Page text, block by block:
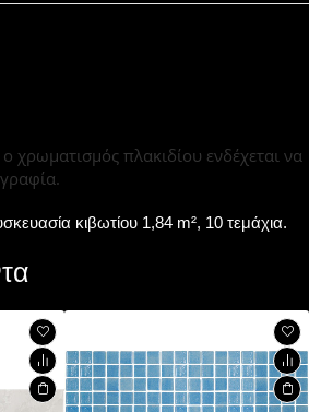
χρωματισμός πλακιδίου ενδέχεται να
κιβωτίου 1,84 m², 10 τεμάχια.